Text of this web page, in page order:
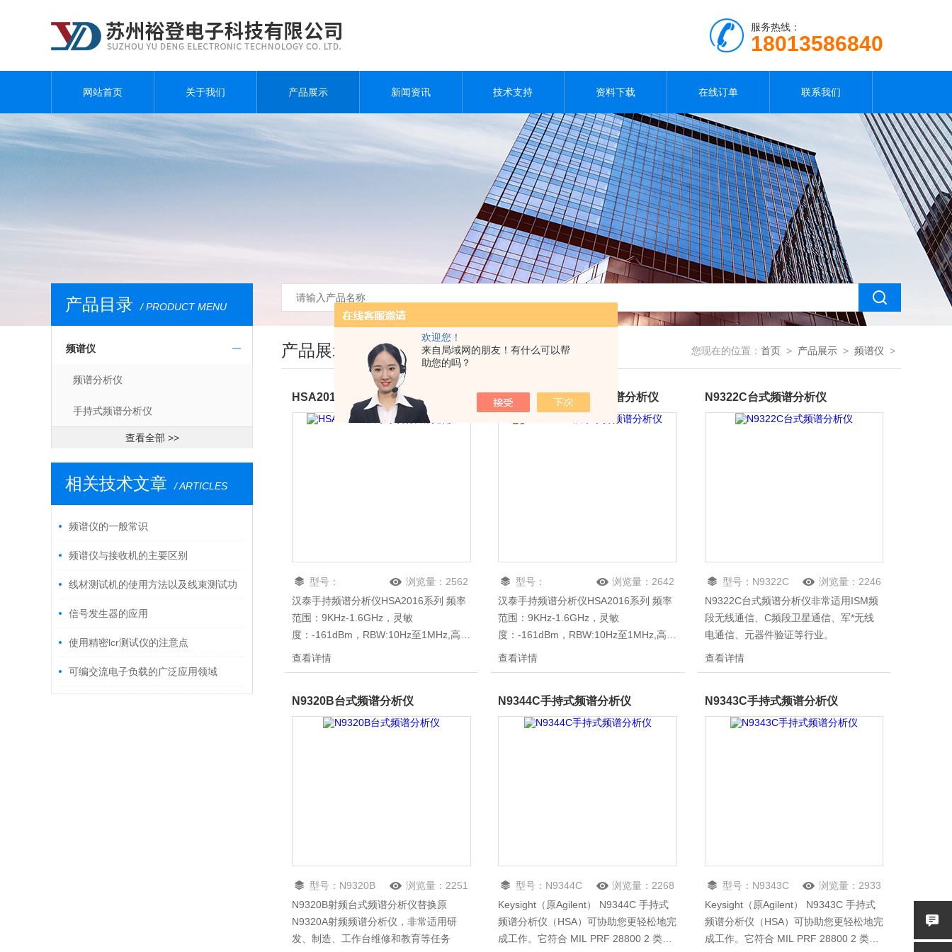
欢迎您！
来自局域网的朋友！有什么可以帮
助您的吗？
服务热线：
18013586840
网站首页 关于我们 产品展示 新闻资讯 技术支持 资料下载 在线订单 联系我们
产品目录 / PRODUCT MENU
频谱仪
频谱分析仪
手持式频谱分析仪
查看全部 >>
相关技术文章 / ARTICLES
频谱仪的一般常识
频谱仪与接收机的主要区别
线材测试机的使用方法以及线束测试功
能 信号发生器的应用
使用精密lcr测试仪的注意点
可编交流电子负载的广泛应用领域
产品展示 您现在的位置： 首页 > 产品展示 > 频谱仪 >
HSA2016B汉泰手持频谱分析仪
型号：
HSA2016B
浏览量： 2562
汉泰手持频谱分析仪HSA2016系列 频率
范围：9KHz-1.6GHz，灵敏
度：-161dBm，RBW:10Hz至1MHz,高防
护便携设计，坚固耐用，可在实验室内使
18650标准电池容易更换。USB/LAN通
讯，便于远程控制。5.6寸64M彩色液晶
查看详情
HSA2016A汉泰手持频谱分析仪
型号：
HSA2016A
浏览量： 2642
汉泰手持频谱分析仪HSA2016系列 频率
范围：9KHz-1.6GHz，灵敏
度：-161dBm，RBW:10Hz至1MHz,高防
护便携设计，坚固耐用，可在实验室内使
18650标准电池容易更换。USB/LAN通
讯，便于远程控制。5.6寸64M彩色液晶
查看详情
N9322C台式频谱分析仪
型号： N9322C 浏览量： 2246
N9322C台式频谱分析仪非常适用ISM频
段无线通信、C频段卫星通信、军*无线
电通信、元器件验证等行业。
查看详情
N9320B台式频谱分析仪
型号： N9320B 浏览量： 2251
N9320B射频台式频谱分析仪替换原
N9320A射频频谱分析仪，非常适用研
发、制造、工作台维修和教育等任务
N9344C手持式频谱分析仪
型号： N9344C 浏览量： 2268
Keysight（原Agilent） N9344C 手持式
频谱分析仪（HSA）可协助您更轻松地完
成工作。它符合 MIL PRF 28800 2 类标
N9343C手持式频谱分析仪
型号： N9343C 浏览量： 2933
Keysight（原Agilent） N9343C 手持式
频谱分析仪（HSA）可协助您更轻松地完
成工作。它符合 MIL PRF 28800 2 类标